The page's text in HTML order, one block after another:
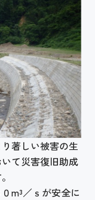
著しい被害の生
て災害復旧助成
m³／ｓが安全に